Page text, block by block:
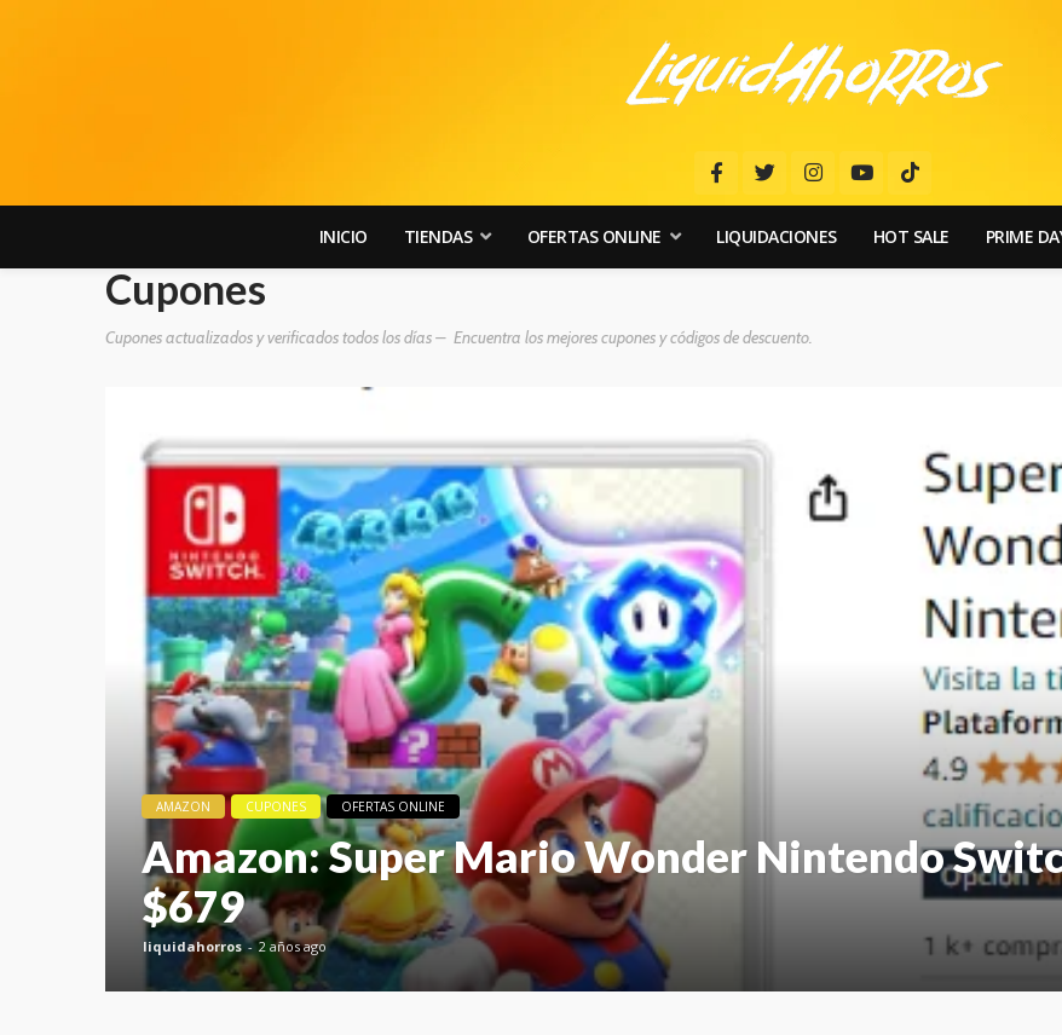
INICIO TIENDAS OFERTAS ONLINE LIQUIDACIONES HOT SALE PRIME
Cupones
Cupones actualizados y verificados todos los días – Encuentra los mejores cupones y códigos de descuento.
AMAZON CUPONES OFERTAS ONLINE
Amazon: Super Mario Wonder Nintendo
$679
liquidahorros 2 años ago